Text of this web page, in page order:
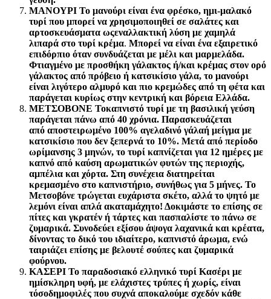
ΜΑΝΟΥΡΙ Το μανούρι είναι ένα φρέσκο, ημι-μαλακό
τυρί που μπορεί να χρησιμοποιηθεί σε σαλάτες και
αρτοσκευάσματα ωςεναλλακτική λύση με χαμηλά
λιπαρά στο τυρί κρέμα. Μπορεί να είναι ένα εξαιρετικό
επιδόρπιο όταν συνδυάζεται με μέλι και μαρμελάδα.
Φτιαγμένο με προσθήκη γάλακτος ή/και κρέμας στον ορό
γάλακτος από πρόβειο ή κατσικίσιο γάλα, το μανούρι
είναι λιγότερο αλμυρό και πιο κρεμώδες από τη φέτα και
παράγεται κυρίως στην κεντρική και βόρεια Ελλάδα.
ΜΕΤΣΟΒΟΝΕ Τοκαπνιστό τυρί με τη βασιλική γεύση
παράγεται πάνω από 40 χρόνια. Παρασκευάζεται
από αποστειρωμένο 100% αγελαδινό γάλαή μείγμα με
κατσικίσιο που δεν ξεπερνά το 10%. Μετά από περίοδο
ωρίμανσης 3 μηνών, το τυρί καπνίζεται για 12 ημέρες με
καπνό από καύση αρωματικών φυτών της περιοχής,
αμπέλια και χόρτα. Στη συνέχεια διατηρείται
κρεμασμένο στο καπνιστήριο, συνήθως για 5 μήνες. Το
Μετσοβόνε τρώγεται ευχάριστα σκέτο, αλλά το ψητό με
λεμόνι είναι απλά ακαταμάχητο! Δοκιμάστε το επίσης σε
πίτες και γκρατέν ή τάρτες και πασπαλίστε το πάνω σε
ζυμαρικά. Συνοδεύει εξίσου άψογα λαχανικά και κρέατα,
δίνοντας το δικό του ιδιαίτερο, καπνιστό άρωμα, ενώ
ταιριάζει επίσης με βελουτέ σούπες και ζυμαρικά
φούρνου.
ΚΑΣΕΡΙ Το παραδοσιακό ελληνικό τυρί Κασέρι με
ημίσκληρη υφή, με ελάχιστες τρύπες ή χωρίς, είναι
τόσοδημοφιλές που συχνά αποκαλούμε σχεδόν κάθε